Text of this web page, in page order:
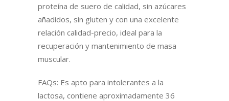
proteína de suero de calidad, sin azúcares
añadidos, sin gluten y con una excelente
relación calidad-precio, ideal para la
recuperación y mantenimiento de masa
muscular.
FAQs: Es apto para intolerantes a la
lactosa, contiene aproximadamente 36